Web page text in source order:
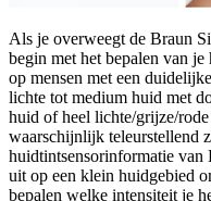
Als je overweegt de Braun
begin met het bepalen van
op mensen met een
lichte tot medium huid met
huid of heel lichte/grijze/
waarschijnlijk teleurstellend
huidtintsensorinformatie van
uit op een klein huidgebied
bepalen welke intensiteit je